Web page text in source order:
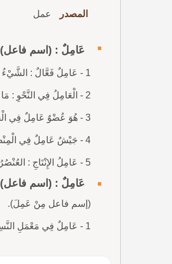
المصدر عمل
عَامِلٌ : (اسم فاعل)
1 - عَامِلٌ فَعَّالٌ : الشَّيْءُ الَّذِي لَهُ فَعَالِيَّةٌ.
2 - الْعَامِلُ فِي النَّحْوِ : مَا يَقْتَضِي أَثَراً إِعْرَابِيّاً فِي الْكَلاَمِ.
3 - هُوَ عُضْوٌ عَامِلٌ فِي الْجَمْعِيَّةِ : لَهُ اشْتِرَاكٌ فِعْلِيٌّ وَمُسَاهَمَةٌ عَمَلِيَّةٌ فِيهَا.
4 - جَيْشٌ عَامِلٌ فِي الْمِنْطَقَةِ الْجَبَلِيَّةِ : الْجَيْشُ الَّذِي يَشْتَغِلُ فِي وَقْتِ السِّلْمِ.
5 - عَامِلُ الإِنْتَاجِ : العُنْصُرُ الَّذِي يُسْهِمُ فِ
عَامِلٌ : (اسم فاعل)
(إسم فاعل مِنْ عَمِلَ).
1 - عَامِلٌ فِي مَعْمَلِ النَّسِيجِ : مَنْ يَشْتَغِلُ بِيَدِهِ. غَادَرَ الْعُمَّالُ مَعَامِلَهُمْ طَبَقَةُ الْعُمَّالِ